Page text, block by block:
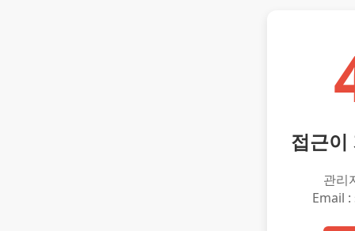
접근이
관리
Email